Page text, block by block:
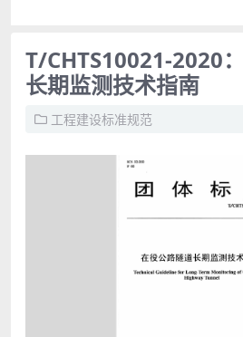
T/CHTS10021-2020
长期监测技术指南
工程建设标准规范